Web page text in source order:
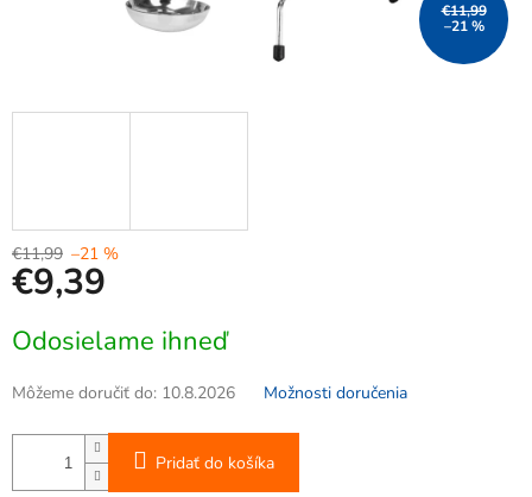
€11,99
–21 %
€11,99 –21 %
€9,39
cena:
Odosielame ihneď
Môžeme doručiť do: 10.8.2026 Možnosti doručenia
Pridať do košíka